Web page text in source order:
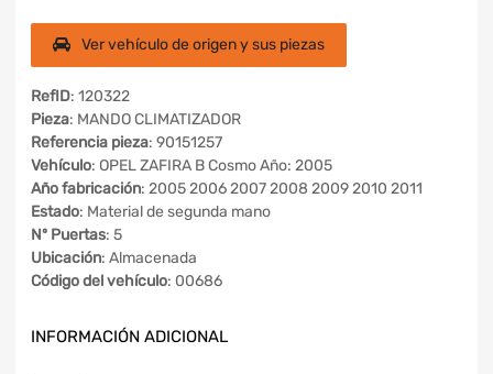
Ver vehículo de origen y sus piezas
RefID: 120322
Pieza: MANDO CLIMATIZADOR
Referencia pieza: 90151257
Vehículo: OPEL ZAFIRA B Cosmo Año: 2005
Año fabricación: 2005 2006 2007 2008 2009 2010 2011
Estado: Material de segunda mano
Nº Puertas: 5
Ubicación: Almacenada
Código del vehículo: 00686
INFORMACIÓN ADICIONAL